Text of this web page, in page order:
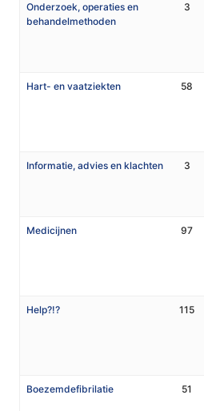
Onderzoek, operaties en
behandelmethoden
3
Hart- en vaatziekten 58
Informatie, advies en klachten 3
Medicijnen 97
Help?!? 115
Boezemdefibrilatie 51